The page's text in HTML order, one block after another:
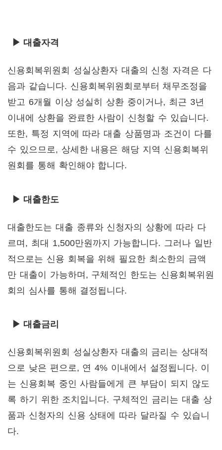
▶ 대출자격
신용회복위원회 성실상환자 대출의 신청 자격은 다
음과 같습니다. 신용회복위원회로부터 채무조정을
받고 6개월 이상 성실히 상환 중이거나, 최근 3년
이내에 상환을 완료한 사람이 신청할 수 있습니다.
또한, 특정 지역에 따라 대출 상품명과 조건이 다를
수 있으므로, 상세한 내용은 해당 지역 신용회복위
원회를 통해 확인해야 합니다.
▶ 대출한도
대출한도는 대출 종류와 신청자의 상황에 따라 다
르며, 최대 1,500만원까지 가능합니다. 그러나 일반
적으로는 신용 회복을 위해 필요한 최소한의 금액
만 대출이 가능하며, 구체적인 한도는 신용회복위원
회의 심사를 통해 결정됩니다.
▶ 대출금리
신용회복위원회 성실상환자 대출의 금리는 상대적
으로 낮은 편으로, 연 4% 이내에서 설정됩니다. 이
는 신용회복 중인 사람들에게 큰 부담이 되지 않도
록 하기 위한 조치입니다. 구체적인 금리는 대출 상
품과 신청자의 신용 상태에 따라 달라질 수 있습니
다.